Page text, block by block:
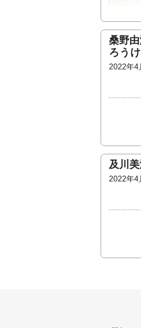
万葉集
1989年
て特選
Art＆
京都工
作家各
楽しい
瀬和居
桑野
ろう
2022年4
及川
2022年4